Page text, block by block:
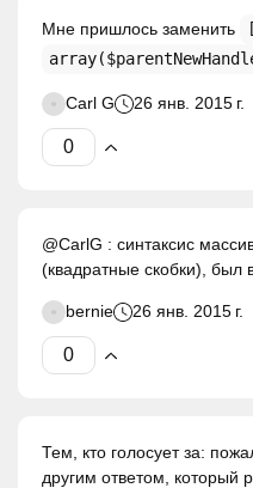
Мне пришлось заменить
Carl G 26 янв. 2015 г.
@CarlG : синтаксис
(квадратные скобки), был
bernie 26 янв. 2015 г.
Тем, кто голосует за:
другим ответом, который